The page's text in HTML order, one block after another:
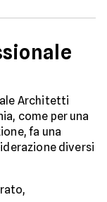
Architetti
come per una
fa una
diversi